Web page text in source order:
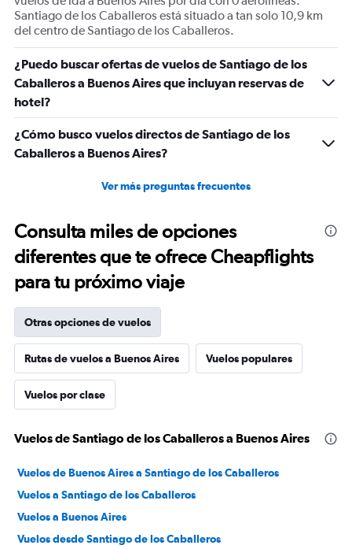
Santiago de los Caballeros está situado a tan solo 10,9 km
del centro de Santiago de los Caballeros.
¿Puedo buscar ofertas de vuelos de Santiago de los
Caballeros a Buenos Aires que incluyan reservas de
hotel?
¿Cómo busco vuelos directos de Santiago de los
Caballeros a Buenos Aires?
Ver más preguntas frecuentes
Consulta miles de opciones
diferentes que te ofrece Cheapflights
para tu próximo viaje
Otras opciones de vuelos
Rutas de vuelos a Buenos Aires Vuelos populares
Vuelos por clase
Vuelos de Santiago de los Caballeros a Buenos Aires
Vuelos de Buenos Aires a Santiago de los Caballeros
Vuelos a Santiago de los Caballeros
Vuelos a Buenos Aires
Vuelos desde Santiago de los Caballeros